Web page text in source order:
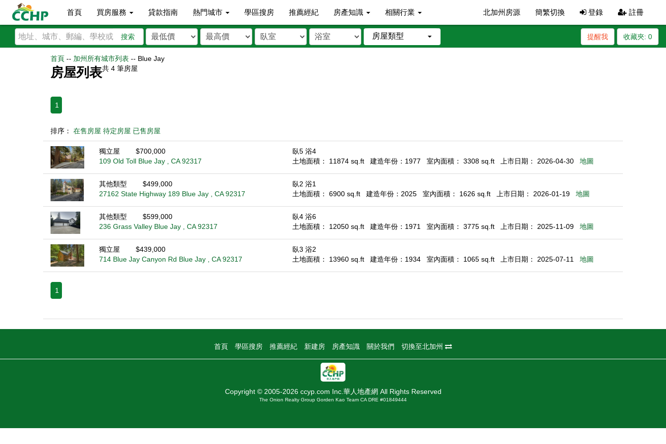
首頁 買房服務 貸款指南 熱門城市 學區搜房 推薦經紀 房產知識 相關行業 北加州房源 簡繁切換 登錄 註冊
搜索 房屋類型 收藏夾: 0
提醒我
首頁 -- 加州所有城市列表 -- Blue Jay
房屋列表共 4 筆房屋
1
排序： 在售房屋 待定房屋 已售房屋
獨立屋
$700,000
109 Old Toll Blue Jay , CA 92317
臥5 浴4
土地面積： 11874 sq.ft
建造年份：1977 室內面積： 3308 sq.ft 上市日期： 2026-04-30 地圖
其他類型
$499,000
27162 State Highway 189 Blue Jay , CA 92317
臥2 浴1
土地面積： 6900 sq.ft
建造年份：2025 室內面積： 1626 sq.ft 上市日期： 2026-01-19 地圖
其他類型
$599,000
236 Grass Valley Blue Jay , CA 92317
臥4 浴6
土地面積： 12050 sq.ft
建造年份：1971 室內面積： 3775 sq.ft 上市日期： 2025-11-09 地圖
獨立屋
$439,000
714 Blue Jay Canyon Rd Blue Jay , CA 92317
臥3 浴2
土地面積： 13960 sq.ft
建造年份：1934 室內面積： 1065 sq.ft 上市日期： 2025-07-11 地圖
1
首頁 學區搜房 推薦經紀 新建房 房產知識 關於我們 切換至北加州
Copyright © 2005-2026 ccyp.com Inc.華人地產網 All Rights Reserved
The Onion Realty Group Gorden Kao Team CA DRE #01849444